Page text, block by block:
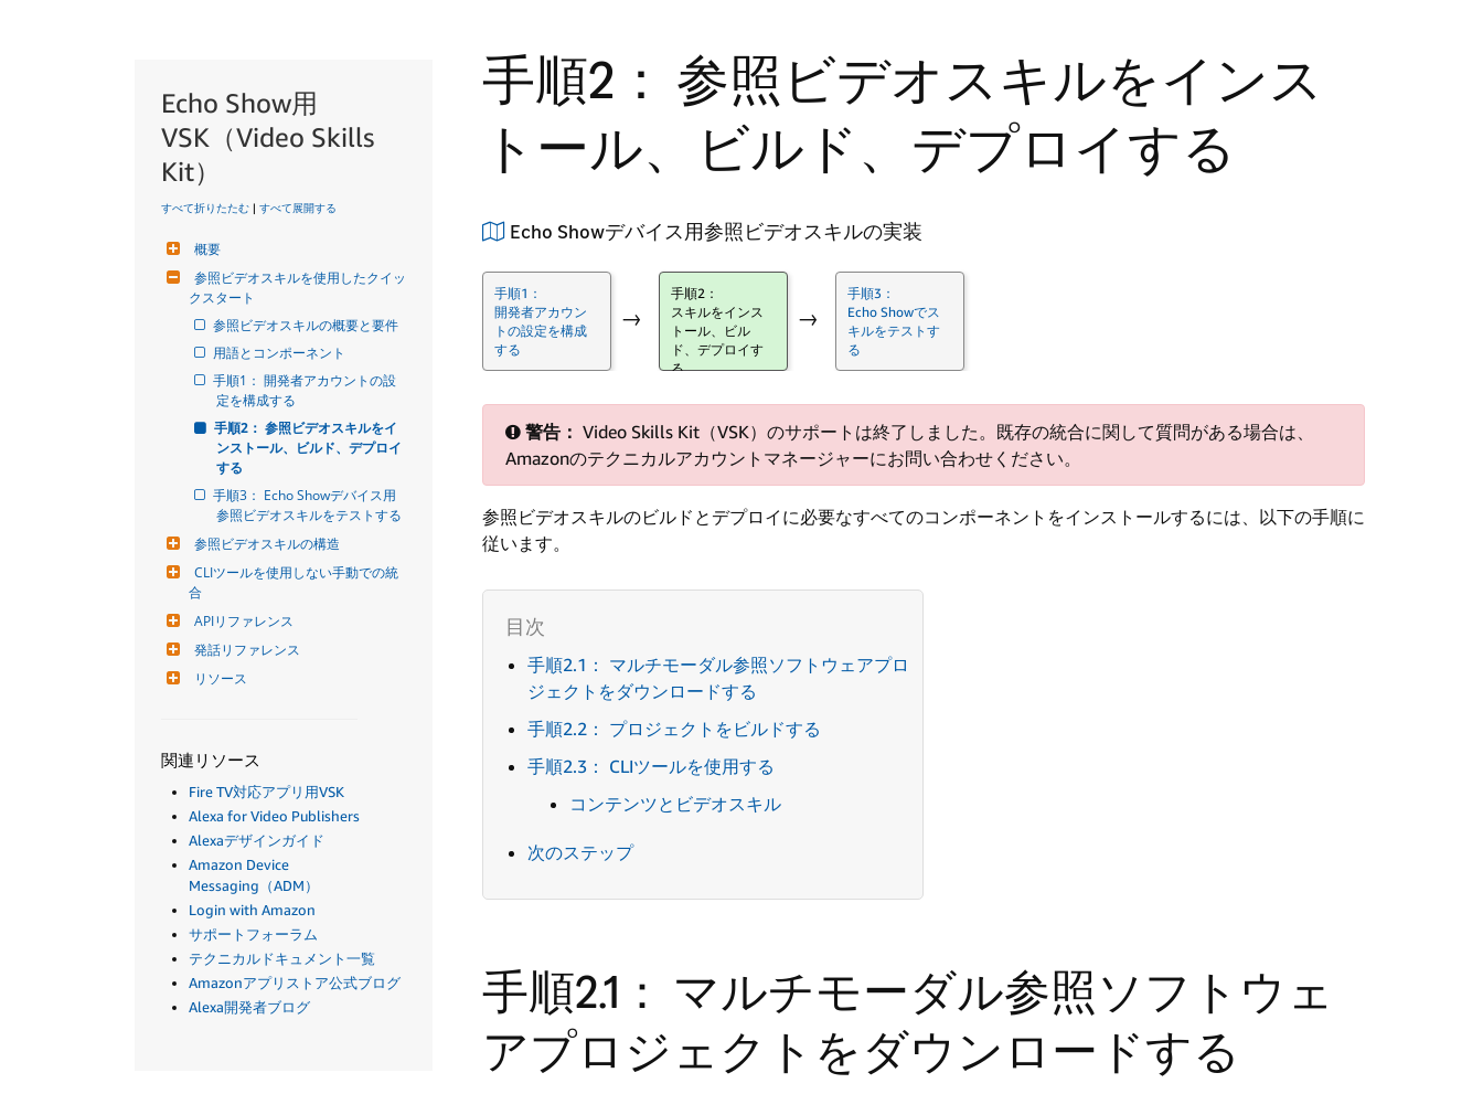
Echo Show用
VSK（Video Skills
Kit）
すべて折りたたむ | すべて展開する
概要
参照ビデオスキルを使用したクイッ
クスタート
参照ビデオスキルの概要と要件
用語とコンポーネント
手順1： 開発者アカウントの設
定を構成する
手順2： 参照ビデオスキルをイ
ンストール、ビルド、デプロイ
する
手順3： Echo Showデバイス用
参照ビデオスキルをテストする
参照ビデオスキルの構造
CLIツールを使用しない手動での統
合
APIリファレンス
発話リファレンス
リソース
関連リソース
Fire TV対応アプリ用VSK
Alexa for Video Publishers
Alexaデザインガイド
Amazon Device
Messaging（ADM）
Login with Amazon
サポートフォーラム
テクニカルドキュメント一覧
Amazonアプリストア公式ブログ
Alexa開発者ブログ
手順2： 参照ビデオスキルをインス
トール、ビルド、デプロイする
Echo Showデバイス用参照ビデオスキルの実装
手順1：
開発者アカウン
トの設定を構成
する
→
手順2：
スキルをインス
トール、ビル
ド、デプロイす
る
→
手順3：
Echo Showでス
キルをテストす
る
警告： Video Skills Kit（VSK）のサポートは終了しました。既存の統合に関して質問がある場合は、
Amazonのテクニカルアカウントマネージャーにお問い合わせください。
参照ビデオスキルのビルドとデプロイに必要なすべてのコンポーネントをインストールするには、以下の手順に
従います。
手順2.1： マルチモーダル参照ソフトウェアプロ
ジェクトをダウンロードする
手順2.2： プロジェクトをビルドする
手順2.3： CLIツールを使用する
コンテンツとビデオスキル
次のステップ
手順2.1： マルチモーダル参照ソフトウェ
アプロジェクトをダウンロードする